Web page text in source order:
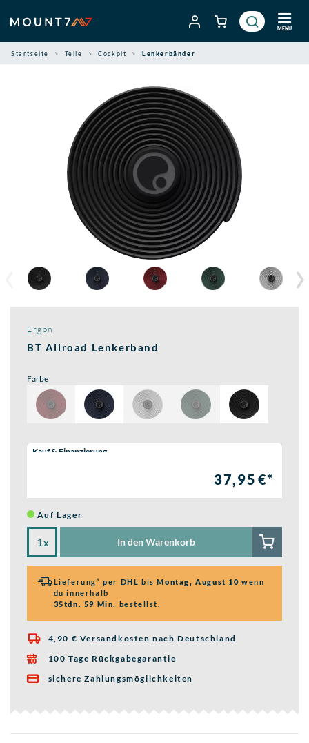
Inhalt
springen
MENÜ
Startseite Teile Cockpit Lenkerbänder
Ergon
BT Allroad Lenkerband
Farbe
Wähle eine Preisoption:
Kauf & Finanzierung
37,95 €*
Auf Lager
x In den Warenkorb
Lieferung¹ per DHL bisMontag, August 10 wenn
du innerhalb
3Stdn. 59 Min. bestellst.
 4,90 € Versandkosten nach Deutschland
 100 Tage Rückgabegarantie
 sichere Zahlungsmöglichkeiten